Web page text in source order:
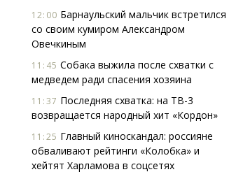
12:00 Барнаульский мальчик встретился
со своим кумиром Александром
Овечкиным
11:45 Собака выжила после схватки с
медведем ради спасения хозяина
11:37 Последняя схватка: на ТВ-3
возвращается народный хит «Кордон»
11:25 Главный киноскандал: россияне
обваливают рейтинги «Колобка» и
хейтят Харламова в соцсетях